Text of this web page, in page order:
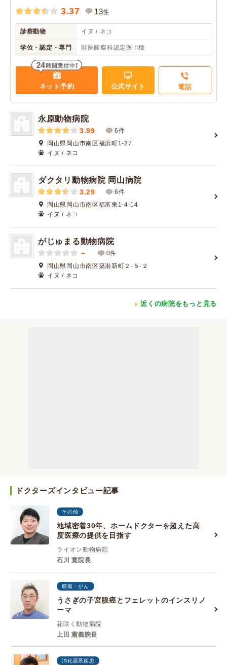
3.37 13件
診察動物 イヌ / ネコ
学位・認定・専門 獣医腫瘍科認定医 II種
ネット予約 公式サイト 電話
永原動物病院
3.99
6件
岡山県岡山市南区福浜町1-27
イヌ / ネコ
ダクタリ動物病院 岡山病院
3.29
6件
岡山県岡山市南区福富東1-4-14
イヌ / ネコ
がじゅまる動物病院
－
0件
岡山県岡山市南区築港新町２-５-２
イヌ / ネコ
近くの病院をもっと見る
ドクターズインタビュー記事
その他
地域密着30年、ホームドクターを超えた高
度医療の提供を目指す
ライオン動物病院
石川 寛院長
腫瘍・がん
うさぎの子宮腺癌とフェレットのインスリノ
ーマ
花咲く動物病院
上田 憲義院長
消化器系疾患